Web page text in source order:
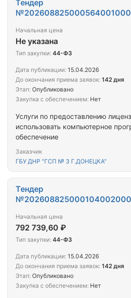
Услуги по предоставлению
использовать компьютерное
обеспечение
Заказчик
ГБУ ДНР "ГСП № 3 Г.ДОНЕЦКА"
Тендер
Начальная цена
Не указана
Тип закупки: 44-ФЗ
Дата публикации: 15.04.2026
До окончания приема заявок: 142 дня
Этап: Опубликовано
Закупка с обеспечением: Нет
Тендер
Начальная цена
792 739,60 ₽
Тип закупки: 44-ФЗ
Дата публикации: 15.04.2026
До окончания приема заявок: 142 дня
Этап: Опубликовано
Закупка с обеспечением: Нет